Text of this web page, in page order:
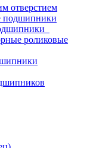
отверстием
подшипники
роликовые